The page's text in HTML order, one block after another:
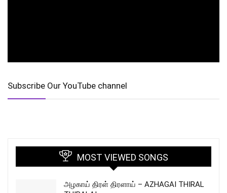
Subscribe Our YouTube channel
MOST VIEWED SONGS
அழகாய் திரள் திரளாய் – AZHAGAI THIRAL